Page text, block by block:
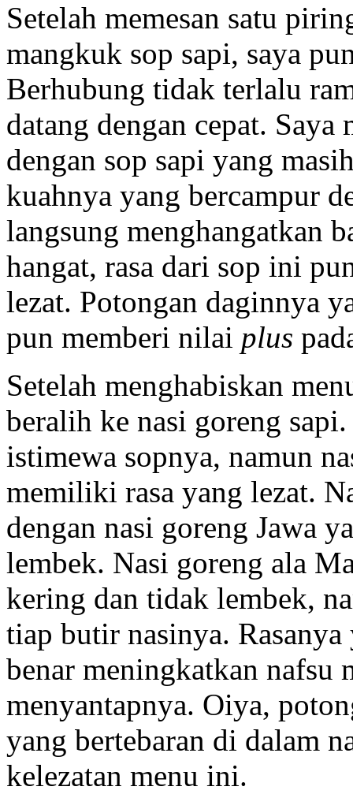
Setelah memesan satu
mangkuk sop sapi, saya
Berhubung tidak terlalu
datang dengan cepat.
dengan sop sapi yang
kuahnya yang bercampur
langsung menghangatkan
hangat, rasa dari sop ini
lezat. Potongan daginnya
pun memberi nilai plus
Setelah menghabiskan
beralih ke nasi goreng
istimewa sopnya, namun
memiliki rasa yang lezat.
dengan nasi goreng Jawa
lembek. Nasi goreng ala
kering dan tidak lembek,
tiap butir nasinya.
benar meningkatkan nafsu
menyantapnya. Oiya,
yang bertebaran di dalam
kelezatan menu ini.